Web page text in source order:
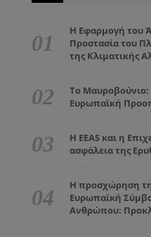
Η Εφαρμογή του
Προστασία του
της Κλιματικής
Το Μαυροβούνιο:
Ευρωπαϊκή
Η EEAS και η
ασφάλεια της
Η προσχώρηση
Ευρωπαϊκή
Ανθρώπου: